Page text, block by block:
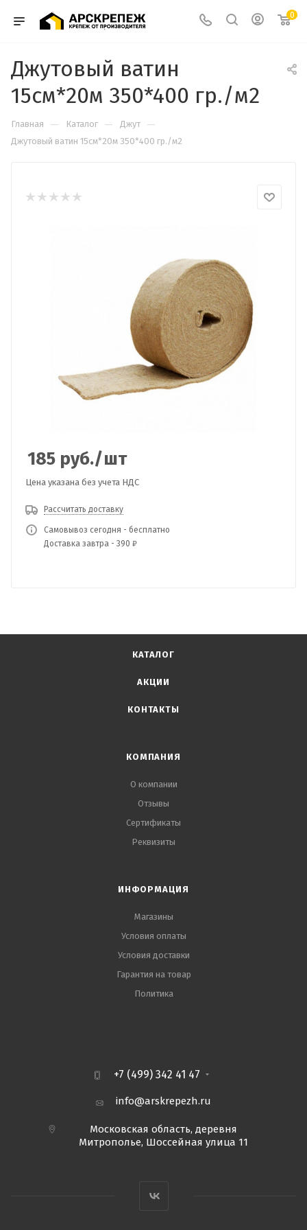
0
Джутовый ватин
15см*20м 350*400 гр./м2
Главная — Каталог — Джут —
Джутовый ватин 15см*20м 350*400 гр./м2
185 руб./шт
Цена указана без учета НДС
Рассчитать доставку
Самовывоз сегодня - бесплатно
Доставка завтра - 390 ₽
КАТАЛОГ
АКЦИИ
КОНТАКТЫ
КОМПАНИЯ
О компании
Отзывы
Сертификаты
Реквизиты
ИНФОРМАЦИЯ
Магазины
Условия оплаты
Условия доставки
Гарантия на товар
Политика
+7 (499) 342 41 47
info@arskrepezh.ru
Московская область, деревня
Митрополье, Шоссейная улица 11